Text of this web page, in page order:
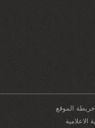
خريطة الموقع